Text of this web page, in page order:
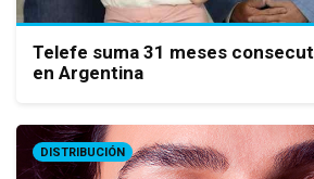
Telefe suma 31 meses
en Argentina
DISTRIBUCIÓN